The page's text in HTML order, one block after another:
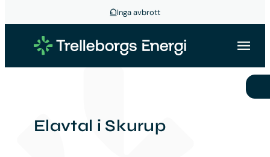
Inga avbrott
Elavtal i Skurup